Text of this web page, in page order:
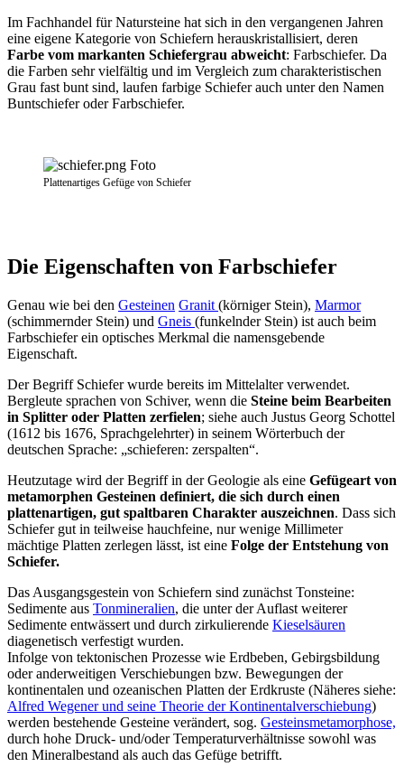
Im Fachhandel für Natursteine hat sich in den vergangenen Jahren
eine eigene Kategorie von Schiefern herauskristallisiert, deren
Farbe vom markanten Schiefergrau abweicht: Farbschiefer. Da
die Farben sehr vielfältig und im Vergleich zum charakteristischen
Grau fast bunt sind, laufen farbige Schiefer auch unter den Namen
Buntschiefer oder Farbschiefer.
Plattenartiges Gefüge von Schiefer
Die Eigenschaften von Farbschiefer
Genau wie bei den Gesteinen Granit (körniger Stein), Marmor
(schimmernder Stein) und Gneis (funkelnder Stein) ist auch beim
Farbschiefer ein optisches Merkmal die namensgebende
Eigenschaft.
Der Begriff Schiefer wurde bereits im Mittelalter verwendet.
Bergleute sprachen von Schiver, wenn die Steine beim Bearbeiten
in Splitter oder Platten zerfielen; siehe auch Justus Georg Schottel
(1612 bis 1676, Sprachgelehrter) in seinem Wörterbuch der
deutschen Sprache: „schieferen: zerspalten“.
Heutzutage wird der Begriff in der Geologie als eine Gefügeart von
metamorphen Gesteinen definiert, die sich durch einen
plattenartigen, gut spaltbaren Charakter auszeichnen. Dass sich
Schiefer gut in teilweise hauchfeine, nur wenige Millimeter
mächtige Platten zerlegen lässt, ist eine Folge der Entstehung von
Schiefer.
Das Ausgangsgestein von Schiefern sind zunächst Tonsteine:
Sedimente aus Tonmineralien, die unter der Auflast weiterer
Sedimente entwässert und durch zirkulierende Kieselsäuren
diagenetisch verfestigt wurden.
Infolge von tektonischen Prozesse wie Erdbeben, Gebirgsbildung
oder anderweitigen Verschiebungen bzw. Bewegungen der
kontinentalen und ozeanischen Platten der Erdkruste (Näheres siehe:
Alfred Wegener und seine Theorie der Kontinentalverschiebung)
werden bestehende Gesteine verändert, sog. Gesteinsmetamorphose,
durch hohe Druck- und/oder Temperaturverhältnisse sowohl was
den Mineralbestand als auch das Gefüge betrifft.